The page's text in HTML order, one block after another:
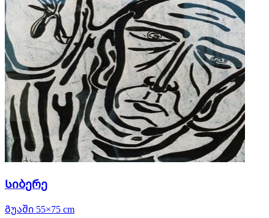
Სიბერე
Გუაში 55×75 cm